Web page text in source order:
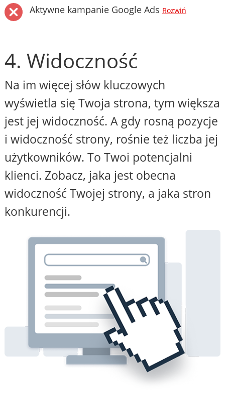
Aktywne kampanie Google Ads Rozwiń
4. Widoczność
Na im więcej słów kluczowych
wyświetla się Twoja strona, tym większa
jest jej widoczność. A gdy rosną pozycje
i widoczność strony, rośnie też liczba jej
użytkowników. To Twoi potencjalni
klienci. Zobacz, jaka jest obecna
widoczność Twojej strony, a jaka stron
konkurencji.